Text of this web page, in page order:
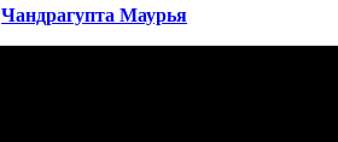
Чандрагупта Маурья